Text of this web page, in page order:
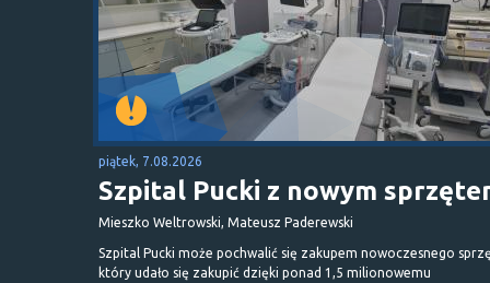
piątek, 7.08.2026
Szpital Pucki z nowym
Mieszko Weltrowski, Mateusz Paderewski
Szpital Pucki może pochwalić się zakupem nowoczesnego
który udało się zakupić dzięki ponad 1,5 milionowemu